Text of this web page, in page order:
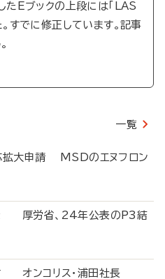
Eブックの上段には「LAS
すでに修正しています。記事
一覧
拡大申請 MSDのエヌフロン
厚労省、24年公表のP3結
オンコリス・浦田社長